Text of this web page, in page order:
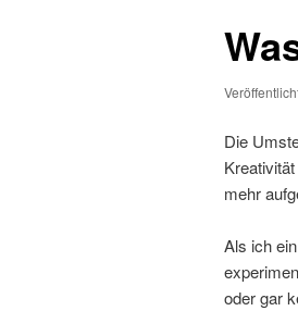
Die
mehr
Als ich
oder gar